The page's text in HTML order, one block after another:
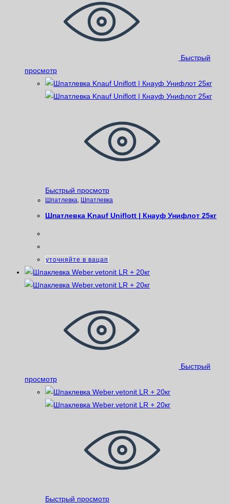
Быстрый
просмотр
Быстрый просмотр
Шпатлевка, Шпатлевка
Шпатлевка Knauf Uniflott | Кнауф Унифлот 25кг
уточняйте в вацап
Быстрый
просмотр
Быстрый просмотр